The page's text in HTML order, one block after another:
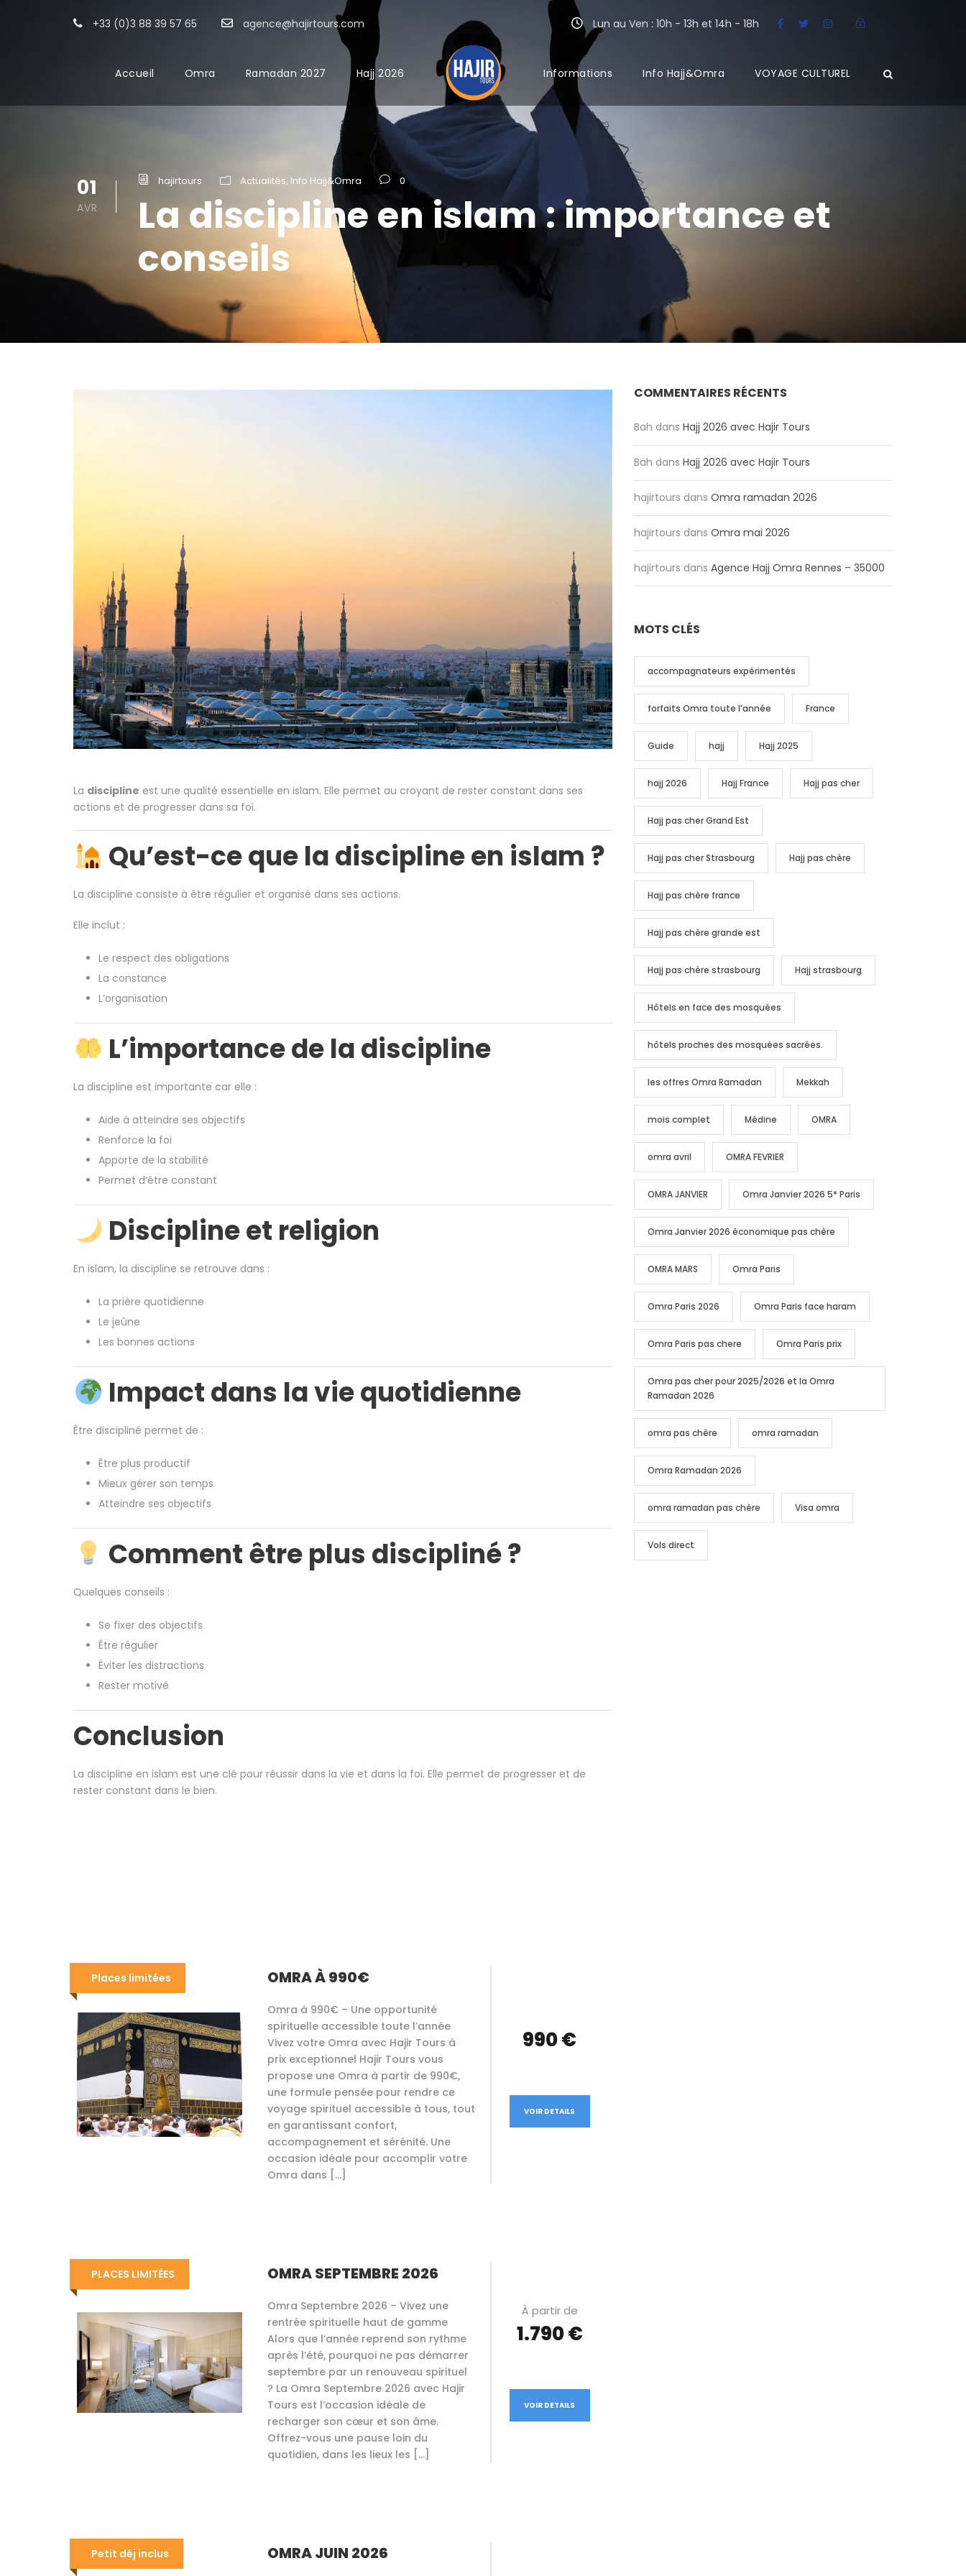
+33 (0)3 88 39 57 65 agence@hajirtours.com Lun au Ven : 10h - 13h et 14h - 18h
Accueil Omra Ramadan 2027 Hajj 2026 Informations Info Hajj&Omra VOYAGE CULTUREL
01
AVR
hajirtours Actualités, Info Hajj&Omra 0
La discipline en islam : importance et
conseils
La discipline est une qualité essentielle en islam. Elle permet au croyant de rester constant dans ses
actions et de progresser dans sa foi.
Qu’est-ce que la discipline en islam ?
La discipline consiste à être régulier et organisé dans ses actions.
Elle inclut :
Le respect des obligations
La constance
L’organisation
L’importance de la discipline
La discipline est importante car elle :
Aide à atteindre ses objectifs
Renforce la foi
Apporte de la stabilité
Permet d’être constant
Discipline et religion
En islam, la discipline se retrouve dans :
La prière quotidienne
Le jeûne
Les bonnes actions
Impact dans la vie quotidienne
Être discipliné permet de :
Être plus productif
Mieux gérer son temps
Atteindre ses objectifs
Comment être plus discipliné ?
Quelques conseils :
Se fixer des objectifs
Être régulier
Éviter les distractions
Rester motivé
Conclusion
La discipline en islam est une clé pour réussir dans la vie et dans la foi. Elle permet de progresser et de
rester constant dans le bien.
Places limitées OMRA À 990€
Omra à 990€ – Une opportunité
spirituelle accessible toute l’année
Vivez votre Omra avec Hajir Tours à
prix exceptionnel Hajir Tours vous
propose une Omra à partir de 990€,
une formule pensée pour rendre ce
voyage spirituel accessible à tous, tout
en garantissant confort,
accompagnement et sérénité. Une
occasion idéale pour accomplir votre
Omra dans […]
990 €
VOIR DETAILS
PLACES LIMITÉES OMRA SEPTEMBRE 2026
Omra Septembre 2026 – Vivez une
rentrée spirituelle haut de gamme
Alors que l’année reprend son rythme
après l’été, pourquoi ne pas démarrer
septembre par un renouveau spirituel
? La Omra Septembre 2026 avec Hajir
Tours est l’occasion idéale de
recharger son cœur et son âme.
Offrez-vous une pause loin du
quotidien, dans les lieux les […]
À partir de
1.790 €
VOIR DETAILS
Petit déj inclus OMRA JUIN 2026
COMMENTAIRES RÉCENTS
Bah dansHajj 2026 avec Hajir Tours
Bah dansHajj 2026 avec Hajir Tours
hajirtours dansOmra ramadan 2026
hajirtours dansOmra mai 2026
hajirtours dansAgence Hajj Omra Rennes – 35000
MOTS CLÉS
accompagnateurs expérimentés
forfaits Omra toute l’année France
Guide hajj Hajj 2025
hajj 2026 Hajj France Hajj pas cher
Hajj pas cher Grand Est
Hajj pas cher Strasbourg Hajj pas chère
Hajj pas chère france
Hajj pas chère grande est
Hajj pas chère strasbourg Hajj strasbourg
Hôtels en face des mosquées
hôtels proches des mosquées sacrées.
les offres Omra Ramadan Mekkah
mois complet Médine OMRA
omra avril OMRA FEVRIER
OMRA JANVIER Omra Janvier 2026 5* Paris
Omra Janvier 2026 économique pas chère
OMRA MARS Omra Paris
Omra Paris 2026 Omra Paris face haram
Omra Paris pas chere Omra Paris prix
Omra pas cher pour 2025/2026 et la Omra
Ramadan 2026
omra pas chère omra ramadan
Omra Ramadan 2026
omra ramadan pas chère Visa omra
Vols direct